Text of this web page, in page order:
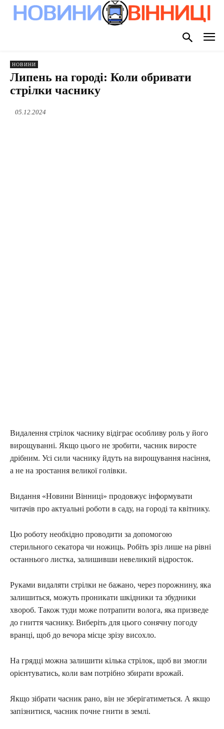
НОВИНИ
Липень на городі: Коли обривати
стрілки часнику
05.12.2024
Видалення стрілок часнику відіграє особливу роль у його
вирощуванні. Якщо цього не зробити, часник виросте
дрібним. Усі сили часнику йдуть на вирощування насіння,
а не на зростання великої голівки.
Видання «Новини Вінниці» продовжує інформувати
читачів про актуальні роботи в саду, на городі та квітнику.
Цю роботу необхідно проводити за допомогою
стерильного секатора чи ножиць. Робіть зріз лише на рівні
останнього листка, залишивши невеликий відросток.
Руками видаляти стрілки не бажано, через порожнину, яка
залишиться, можуть проникати шкідники та збудники
хвороб. Також туди може потрапити волога, яка призведе
до гниття часнику. Виберіть для цього сонячну погоду
вранці, щоб до вечора місце зрізу висохло.
На грядці можна залишити кілька стрілок, щоб ви змогли
орієнтуватись, коли вам потрібно збирати врожай.
Якщо зібрати часник рано, він не зберігатиметься. А якщо
запізнитися, часник почне гнити в землі.